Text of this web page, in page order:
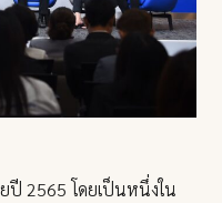
ปี 2565 โดยเป็นหนึ่งใน